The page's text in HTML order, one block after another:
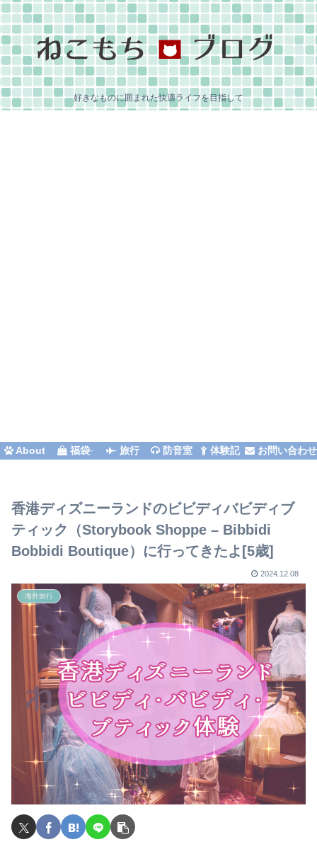
好きなものに囲まれた快適ライフを目指して
About 福袋 旅行 防音室 体験記 お問い合わせ
香港ディズニーランドのビビディバビディブ
ティック（Storybook Shoppe – Bibbidi
Bobbidi Boutique）に行ってきたよ[5歳]
2024.12.08
海外旅行